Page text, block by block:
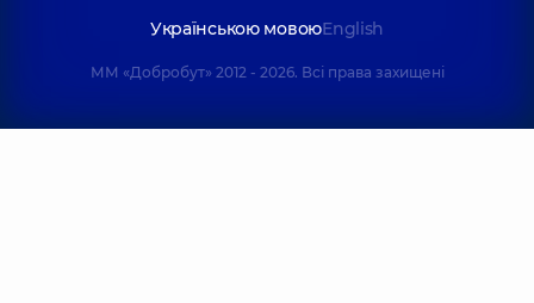
Українською мовоюEnglish
ММ «Добробут» 2012 - 2026. Всі права захищені